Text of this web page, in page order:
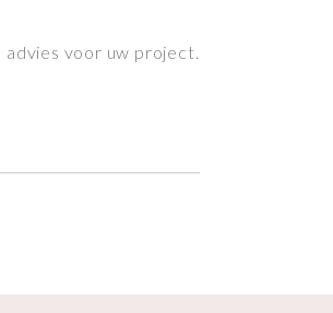
advies voor uw project.